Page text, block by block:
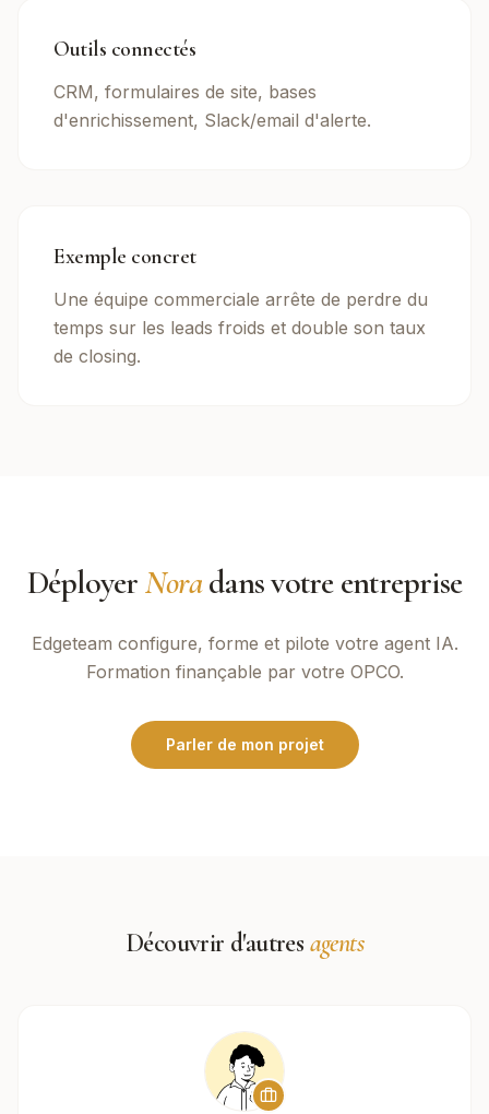
Outils connectés
CRM, formulaires de site, bases
d'enrichissement, Slack/email d'alerte.
Exemple concret
Une équipe commerciale arrête de perdre du
temps sur les leads froids et double son taux
de closing.
DéployerNoradans votre entreprise
Edgeteam configure, forme et pilote votre agent IA.
Formation finançable par votre OPCO.
Parler de mon projet
Découvrir d'autres agents